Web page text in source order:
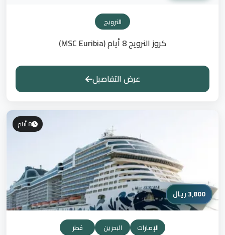
النرويج
كروز النرويج 8 أيام (MSC Euribia)
عرض التفاصيل
8 أيام
3,800 ريال
الإمارات البحرين قطر